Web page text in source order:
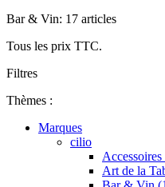
Bar & Vin: 17 articles
Tous les prix TTC.
Filtres
Thèmes :
Marques
cilio
Art de la